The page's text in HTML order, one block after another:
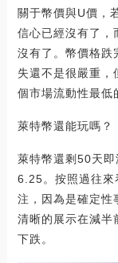
關于幣價與U價，
信心已經沒有了，
沒有了。幣價格跌
失還不是很嚴重，
個市場流動性最低
萊特幣還能玩嗎？
萊特幣還剩50天
6.25。按照過往來
注，因為是確定性
清晰的展示在減半
下跌。